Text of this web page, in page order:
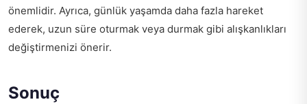
önemlidir. Ayrıca, günlük yaşamda daha fazla hareket
ederek, uzun süre oturmak veya durmak gibi alışkanlıkları
değiştirmenizi önerir.
Sonuç